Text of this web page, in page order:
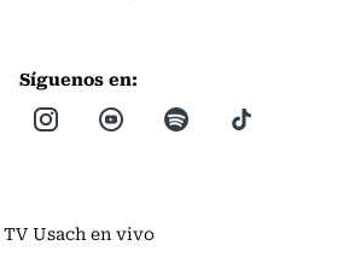
Síguenos en:
TV Usach en vivo